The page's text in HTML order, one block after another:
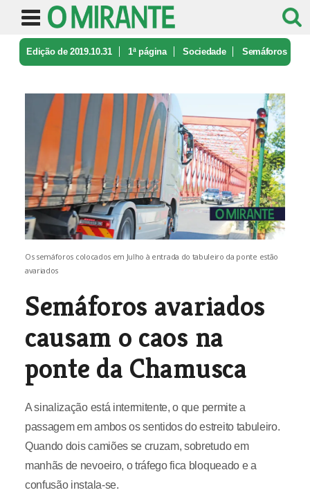
Edição de 2019.10.31 1ª página Sociedade Semáforos
Os semáforos colocados em Julho à entrada do tabuleiro da ponte estão
avariados
Semáforos avariados
causam o caos na
ponte da Chamusca
A sinalização está intermitente, o que permite a
passagem em ambos os sentidos do estreito tabuleiro.
Quando dois camiões se cruzam, sobretudo em
manhãs de nevoeiro, o tráfego fica bloqueado e a
confusão instala-se.